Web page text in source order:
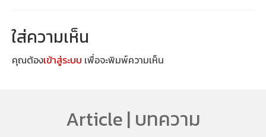
ใส่ความเห็น
คุณต้องเข้าสู่ระบบ เพื่อจะพิมพ์ความเห็น
Article | บทความ